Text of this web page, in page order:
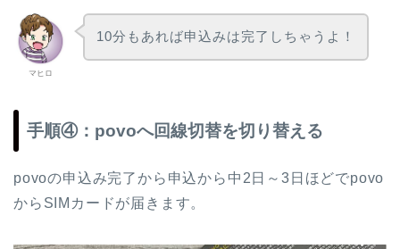
マヒロ
10分もあれば申込みは完了しちゃうよ！
手順④：povoへ回線切替を切り替える
povoの申込み完了から申込から中2日～3日ほどでpovo
からSIMカードが届きます。